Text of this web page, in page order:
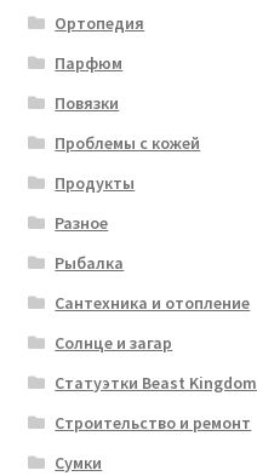
Ортопедия
Парфюм
Повязки
Проблемы с кожей
Продукты
Разное
Рыбалка
Сантехника и отопление
Солнце и загар
Статуэтки Beast Kingdom
Строительство и ремонт
Сумки